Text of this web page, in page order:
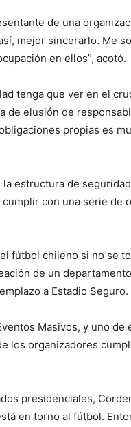
de una
mejor sincerarlo. Me
en ellos”, acotó.
tenga que ver en el
de elusión de
propias es
estructura de
con una serie de
fútbol chileno si no se
de un
a Estadio Seguro.
Masivos, y uno de
los organizadores
presidenciales,
en torno al fútbol.